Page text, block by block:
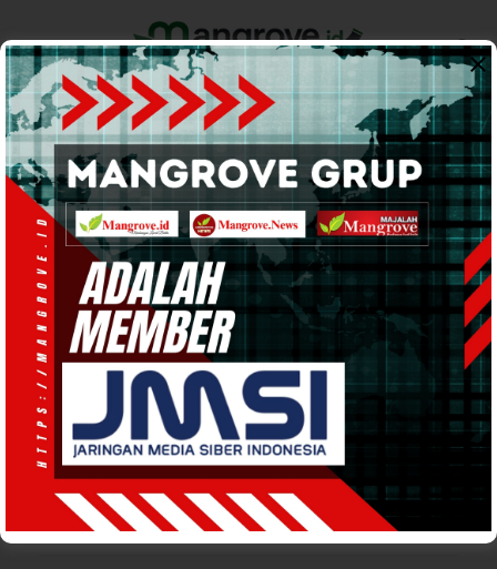
Home Pemerintahan Ekonomi & Bisnis Info Tanah Papua
Support by
Forkopimda
Bupati Petrus Kasihiw Gelar
Rakor Perdana, Tentang Kunker
Wapres RI di Teluk Bintuni
16 Juni 2023 - 19:28 WIB